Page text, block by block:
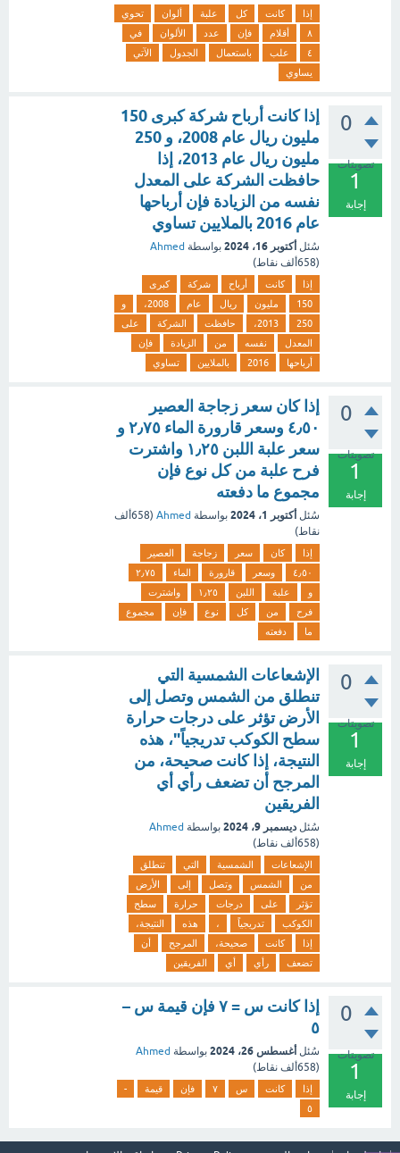
إذا كانت كل علبة ألوان
تحوي
٨
أقلام فإن عدد الألوان
في
٤
علب باستعمال الجدول
الآتي
يساوي
0
تصويتات
1
إجابة
إذا كانت أرباح شركة كبرى 150
مليون ريال عام 2008، و 250
مليون ريال عام 2013، إذا
حافظت الشركة على المعدل
نفسه من الزيادة فإن أرباحها
عام 2016 بالملايين تساوي
سُئل أكتوبر 16، 2024 بواسطة Ahmed
(658ألف نقاط)
إذا كانت أرباح شركة
كبرى
150
مليون ريال عام 2008،
و
250
2013، حافظت الشركة
على
المعدل
نفسه من الزيادة
فإن
أرباحها
2016 بالملايين تساوي
0
تصويتات
1
إجابة
إذا كان سعر زجاجة العصير
٤٫٥٠ وسعر قارورة الماء ٢٫٧٥ و
سعر علبة اللبن ١٫٢٥ واشترت
فرح علبة من كل نوع فإن
مجموع ما دفعته
سُئل أكتوبر 1، 2024 بواسطة Ahmed
(658ألف
نقاط)
إذا كان سعر زجاجة
العصير
٤٫٥٠
وسعر قارورة الماء
٢٫٧٥
و
علبة اللبن ١٫٢٥
واشترت
فرح
من كل نوع فإن
مجموع
ما
دفعته
0
تصويتات
1
إجابة
الإشعاعات الشمسية التي
تنطلق من الشمس وتصل إلى
الأرض تؤثر على درجات حرارة
سطح الكوكب تدريجياً"، هذه
النتيجة، إذا كانت صحيحة، من
المرجح أن تضعف رأي أي
الفريقين
سُئل ديسمبر 9، 2024 بواسطة Ahmed
(658ألف نقاط)
الإشعاعات الشمسية التي
تنطلق
من
الشمس وتصل إلى
الأرض
تؤثر
على درجات حرارة
سطح
الكوكب
تدريجياً ، هذه
النتيجة،
إذا
كانت صحيحة، المرجح
أن
تضعف
رأي أي الفريقين
0
تصويتات
1
إجابة
إذا كانت س = ٧ فإن قيمة س –
٥
سُئل أغسطس 26، 2024 بواسطة Ahmed
(658ألف نقاط)
إذا كانت س ٧ فإن قيمة
-
٥